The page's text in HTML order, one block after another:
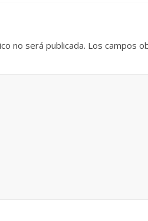
no será publicada. Los campos